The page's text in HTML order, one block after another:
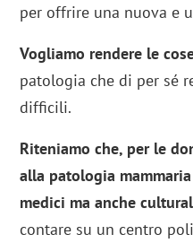
per offrire una nuova e
Vogliamo rendere le
patologia che di per sé
difficili.
Riteniamo che, per le
alla patologia
medici ma anche
contare su un centro